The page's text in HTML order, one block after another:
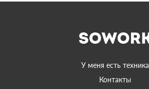
У меня есть техника
Контакты